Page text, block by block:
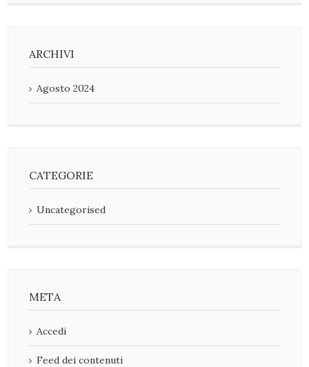
ARCHIVI
Agosto 2024
CATEGORIE
Uncategorised
META
Accedi
Feed dei contenuti